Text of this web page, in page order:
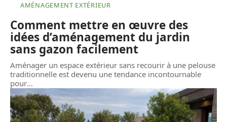
AMÉNAGEMENT EXTÉRIEUR
Comment mettre en œuvre des
idées d’aménagement du jardin
sans gazon facilement
Aménager un espace extérieur sans recourir à une pelouse
traditionnelle est devenu une tendance incontournable
pour…